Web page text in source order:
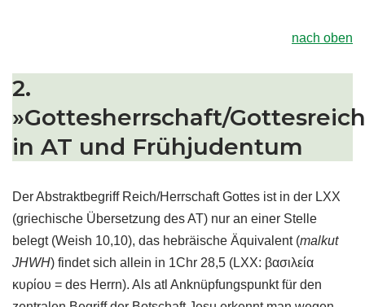
nach oben
2.
»Gottesherrschaft/
in AT und Frühjudentum
Der Abstraktbegriff Reich/Herrschaft Gottes ist in der LXX
(griechische Übersetzung des AT) nur an einer Stelle
belegt (Weish 10,10), das hebräische Äquivalent (malkut
JHWH) findet sich allein in 1Chr 28,5 (LXX: βασιλεία
κυρίου = des Herrn). Als atl Anknüpfungspunkt für den